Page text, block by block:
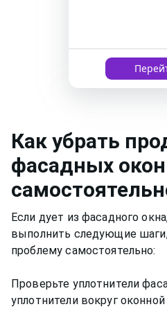
Как убрать
фасадных окон
Если дует из фасадного
выполнить следующие
проблему самостоятельно:
Проверьте уплотнители
уплотнители вокруг